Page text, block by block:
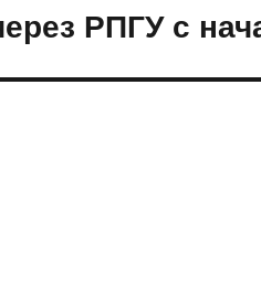
РПГУ с